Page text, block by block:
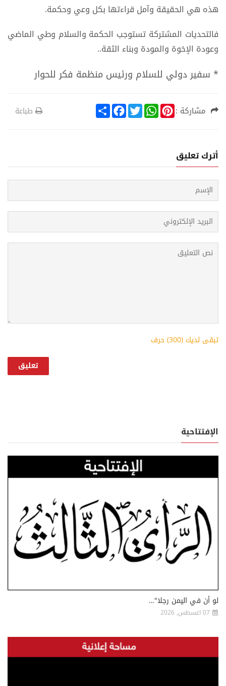
هذه هي الحقيقة وآمل قراءتها بكل وعي وحكمة.
فالتحديات المشتركة تستوجب الحكمة والسلام وطي الماضي
وعودة الإخوة والمودة وبناء الثقة..
* سفير دولي للسلام ورئيس منظمة فكر للحوار
مشاركة : S
h
F
a
k
T
w
W
h
p
P
i
s
طباعة
أترك تعليق
تبقى لديك (300) حرف
الإفتتاحية
لو أن في اليمن رجلا"…
07 اغسطس, 2026